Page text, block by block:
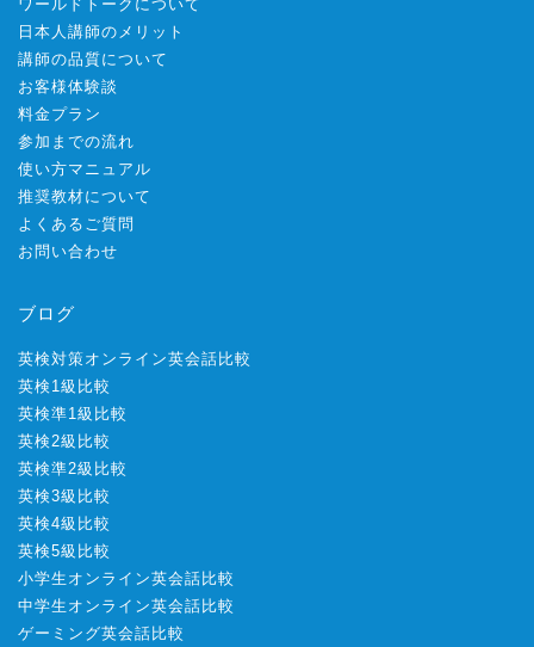
ワールドトークについて
日本人講師のメリット
講師の品質について
お客様体験談
料金プラン
参加までの流れ
使い方マニュアル
推奨教材について
よくあるご質問
お問い合わせ
ブログ
英検対策オンライン英会話比較
英検1級比較
英検準1級比較
英検2級比較
英検準2級比較
英検3級比較
英検4級比較
英検5級比較
小学生オンライン英会話比較
中学生オンライン英会話比較
ゲーミング英会話比較